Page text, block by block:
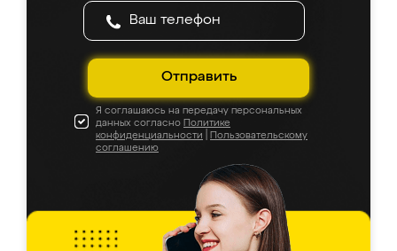
Отправить
Я соглашаюсь на передачу персональных
данных согласно Политике
конфиденциальности
Пользовательскому
соглашению